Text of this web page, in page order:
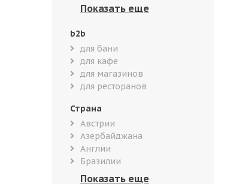
b2b
для бани
для кафе
для магазинов
для ресторанов
Страна
Австрии
Азербайджана
Англии
Бразилии